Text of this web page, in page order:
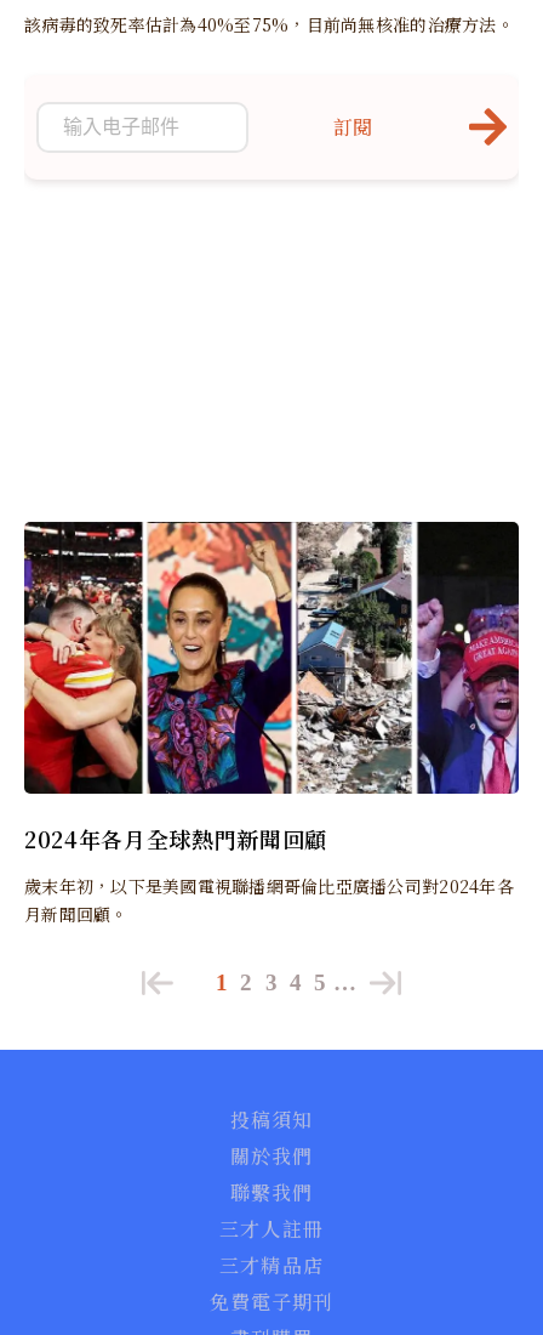
該病毒的致死率估計為40%至75%，目前尚無核准的治療方法。
2024年各月全球熱門新聞回顧
歲末年初，以下是美國電視聯播網哥倫比亞廣播公司對2024年各
月新聞回顧。
訂閱
1 2 3 4 5 …
投稿須知
關於我們
聯繫我們
三才人註冊
三才精品店
免費電子期刊